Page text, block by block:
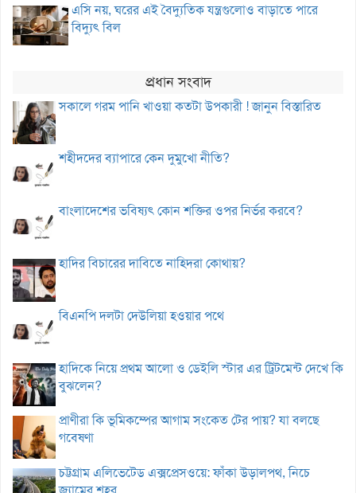
এসি নয়, ঘরের এই বৈদ্যুতিক যন্ত্রগুলোও বাড়াতে পারে
বিদ্যুৎ বিল
প্রধান সংবাদ
সকালে গরম পানি খাওয়া কতটা উপকারী ! জানুন বিস্তারিত
শহীদদের ব্যাপারে কেন দুমুখো নীতি?
বাংলাদেশের ভবিষ্যৎ কোন শক্তির ওপর নির্ভর করবে?
হাদির বিচারের দাবিতে নাহিদরা কোথায়?
বিএনপি দলটা দেউলিয়া হওয়ার পথে
হাদিকে নিয়ে প্রথম আলো ও ডেইলি স্টার এর ট্রিটমেন্ট দেখে কি
বুঝলেন?
প্রাণীরা কি ভূমিকম্পের আগাম সংকেত টের পায়? যা বলছে
গবেষণা
চট্টগ্রাম এলিভেটেড এক্সপ্রেসওয়ে: ফাঁকা উড়ালপথ, নিচে